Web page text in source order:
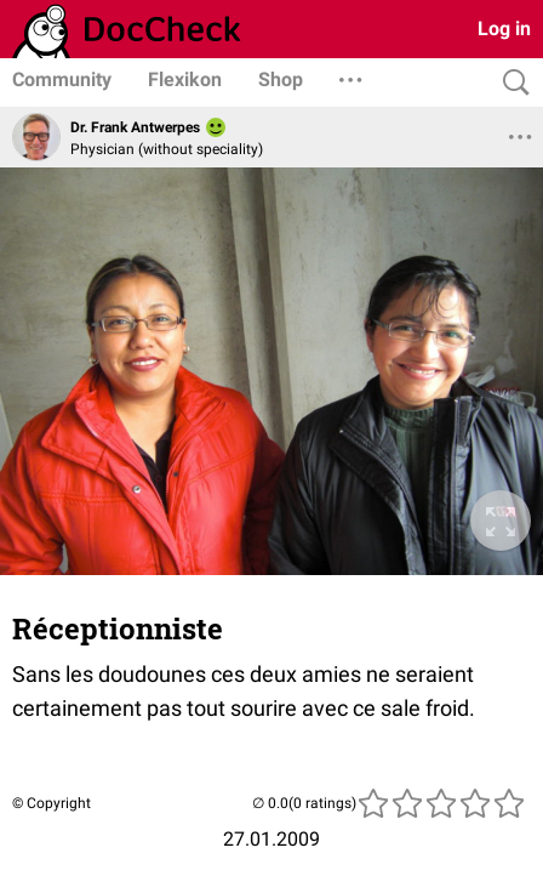
Log in
Community Flexikon Shop
Dr. Frank Antwerpes
Physician (without speciality)
Réceptionniste
Sans les doudounes ces deux amies ne seraient
certainement pas tout sourire avec ce sale froid.
© Copyright
27.01.2009
(0 ratings)